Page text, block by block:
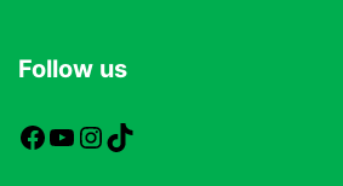
Follow us
https://www.facebook.com/
https://www.youtube.com
https://